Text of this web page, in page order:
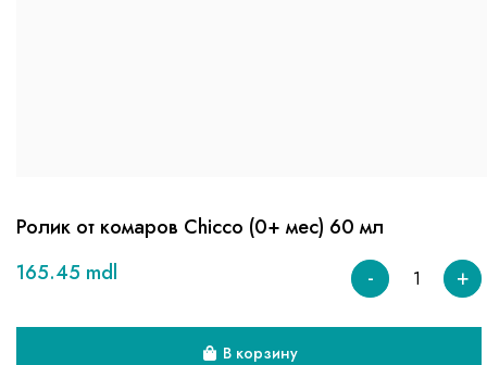
Ролик от комаров Chicco (0+ мес) 60 мл
165.45 mdl
- +
В корзину